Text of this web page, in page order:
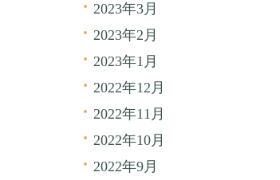
2023年3月
2023年2月
2023年1月
2022年12月
2022年11月
2022年10月
2022年9月